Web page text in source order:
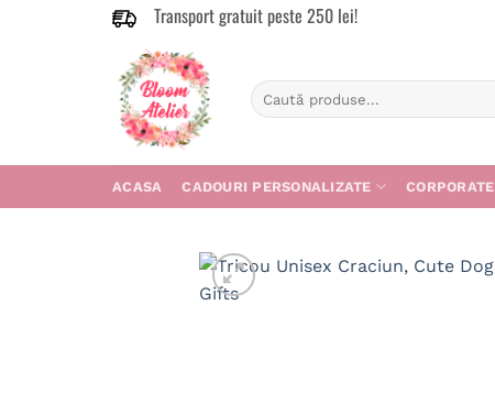
Transport gratuit peste 250 lei!
Caută
după:
ACASA CADOURI PERSONALIZATE CORPORATE